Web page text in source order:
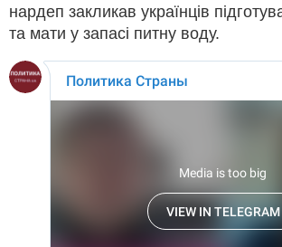
нардеп закликав українців
та мати у запасі питну воду.